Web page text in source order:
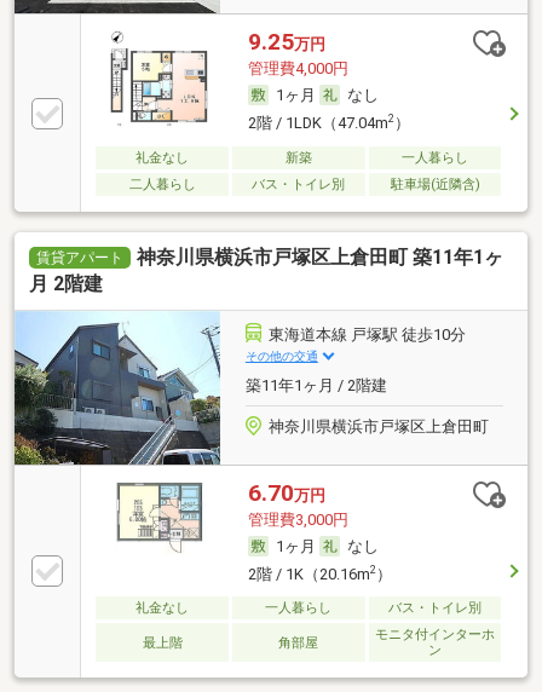
9.25万円
管理費4,000円
1ヶ月
なし
2階 / 1LDK（47.04m2）
礼金なし 新築
一人暮らし
二人暮らし
バス・トイレ別 駐車場(近隣含)
賃貸アパート
神奈川県横浜市戸塚区上倉田町 築11年1ヶ
月 2階建
東海道本線 戸塚駅 徒歩10分
その他の交通
築11年1ヶ月 / 2階建
神奈川県横浜市戸塚区上倉田町
6.70万円
管理費3,000円
1ヶ月
なし
2階 / 1K（20.16m2）
礼金なし 一人暮らし バス・トイレ別
最上階 角部屋
モニタ付インターホ
ン